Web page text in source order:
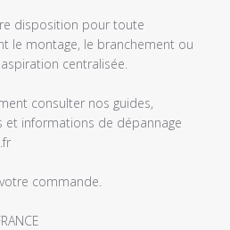
disposition pour toute
le montage, le branchement ou
centralisée.
consulter nos guides,
et informations de dépannage
commande.